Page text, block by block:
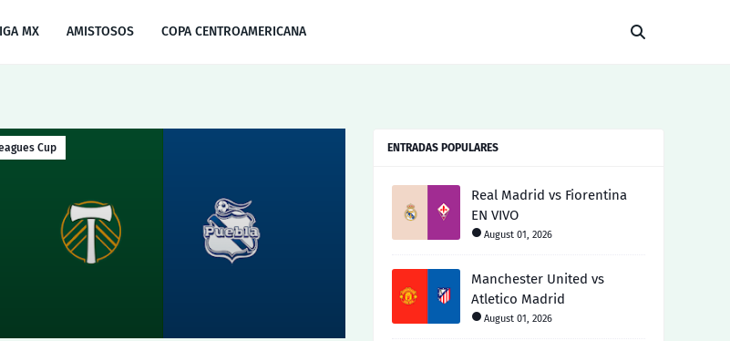
MX AMISTOSOS COPA CENTROAMERICANA
Cup ENTRADAS POPULARES
Real Madrid vs Fiorentina
EN VIVO
August 01, 2026
Manchester United vs
Atletico Madrid
August 01, 2026